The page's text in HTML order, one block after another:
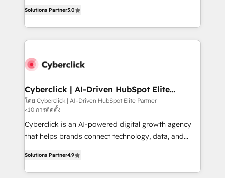
optimize the revenue lifecycle—lead generation to
retention—by refining processes and eliminating
maximize profitability and adapt to your goals.
experience, we help you use the HubSpot platform
to its fullest capacity, improve your current HubSpot
website, or build your new one.
Solutions Partner5.0
Cyberclick | AI-Driven HubSpot Elite
Partner
โดย Cyberclick | AI-Driven HubSpot Elite Partner
<10 การติดตั้ง
Cyberclick is an AI-powered digital growth agency
that helps brands connect technology, data, and
Barcelona and operating across Spain, LATAM, and
the UK, we support global companies in building
Solutions Partner4.9